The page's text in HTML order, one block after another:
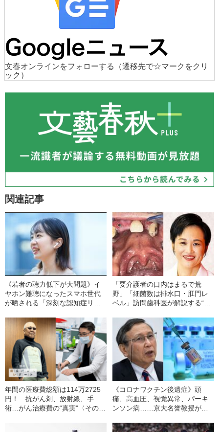
文春オンラインをフォローする
（遷移先で☆マークをクリ
ック）
関連記事
《若者の聴力低下が大問題》イ
ヤホン難聴になったスマホ世代
が晒される「深刻な認知症リス
「要介護者の口内はまるで荒
野」「細菌数は排水口・肛門レ
ベル」訪問歯科医が解説する“戦
年間の医療費総額は114万2725
円！ 抗がん剤、放射線、手
術…がん治療費の“真実”〈そのう
《コロナワクチン後遺症》頭
痛、高血圧、視覚異常、パーキ
ンソン病……京大名誉教授が読